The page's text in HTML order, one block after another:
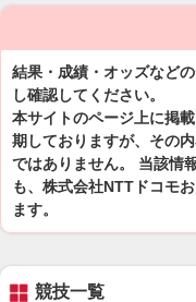
結果・成績・オッズなど
し確認してください。
本サイトのページ上に掲
期しておりますが、その
ではありません。 当該情
も、株式会社NTTドコモ
ます。
競技一覧